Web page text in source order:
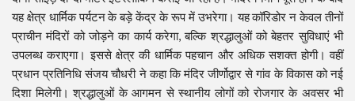
यह क्षेत्र धार्मिक पर्यटन के बड़े केंद्र के रूप में उभरेगा। यह कॉरिडोर न केवल तीनों
प्राचीन मंदिरों को जोड़ने का कार्य करेगा, बल्कि श्रद्धालुओं को बेहतर सुविधाएं भी
उपलब्ध कराएगा। इससे क्षेत्र की धार्मिक पहचान और अधिक सशक्त होगी। वहीं
प्रधान प्रतिनिधि संजय चौधरी ने कहा कि मंदिर जीर्णोद्वार से गांव के विकास को नई
दिशा मिलेगी। श्रद्धालुओं के आगमन से स्थानीय लोगों को रोजगार के अवसर भी